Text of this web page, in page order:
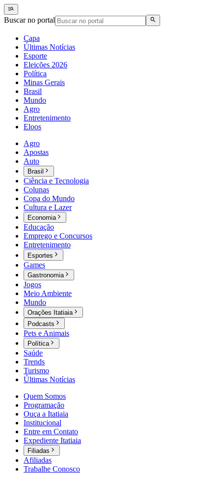
Buscar no portal
Capa
Últimas Notícias
Esporte
Eleições 2026
Política
Minas Gerais
Brasil
Mundo
Agro
Entretenimento
Eloos
Agro
Apostas
Auto
Brasil
Ciência e Tecnologia
Colunas
Copa do Mundo
Cultura e Lazer
Economia
Educação
Emprego e Concursos
Entretenimento
Esportes
Games
Gastronomia
Jogos
Meio Ambiente
Mundo
Orações Itatiaia
Podcasts
Pets e Animais
Política
Saúde
Trends
Turismo
Últimas Notícias
Quem Somos
Programação
Ouça a Itatiaia
Institucional
Entre em Contato
Expediente Itatiaia
Filiadas
Afiliadas
Trabalhe Conosco